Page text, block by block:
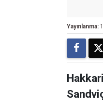
Yayınlanma: